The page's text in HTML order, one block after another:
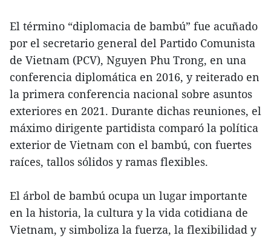
El término “diplomacia de bambú” fue acuñado
por el secretario general del Partido Comunista
de Vietnam (PCV), Nguyen Phu Trong, en una
conferencia diplomática en 2016, y reiterado en
la primera conferencia nacional sobre asuntos
exteriores en 2021. Durante dichas reuniones, el
máximo dirigente partidista comparó la política
exterior de Vietnam con el bambú, con fuertes
raíces, tallos sólidos y ramas flexibles.
El árbol de bambú ocupa un lugar importante
en la historia, la cultura y la vida cotidiana de
Vietnam, y simboliza la fuerza, la flexibilidad y